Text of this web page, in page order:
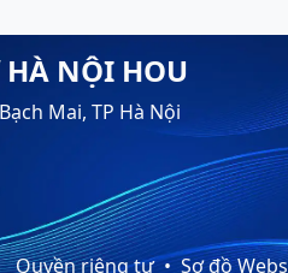
NỘI HOU
Mai, TP Hà Nội
Quyền riêng tư Sơ đồ